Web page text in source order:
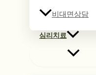
비대면상담
심리치료